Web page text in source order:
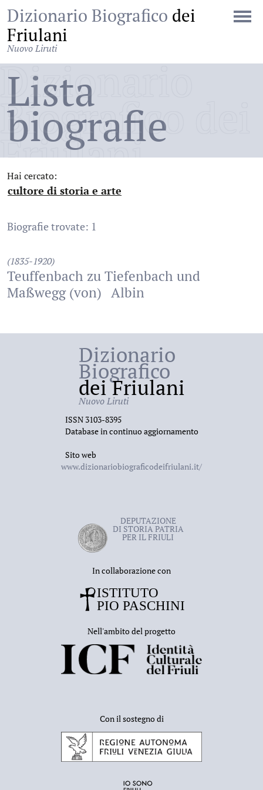
Dizionario Biografico dei
Friulani
Nuovo Liruti
Dizionario
Biografico dei
Friulani
Lista
biografie
Hai cercato:
cultore di storia e arte
Biografie trovate: 1
(1835-1920)
Teuffenbach zu Tiefenbach und
Maßwegg (von) Albin
Dizionario
Biografico
dei Friulani
Nuovo Liruti
ISSN 3103-8395
Database in continuo aggiornamento
Sito web
www.dizionariobiograficodeifriulani.it/
DEPUTAZIONE
DI STORIA PATRIA
PER IL FRIULI
In collaborazione con
Nell'ambito del progetto
Con il sostegno di